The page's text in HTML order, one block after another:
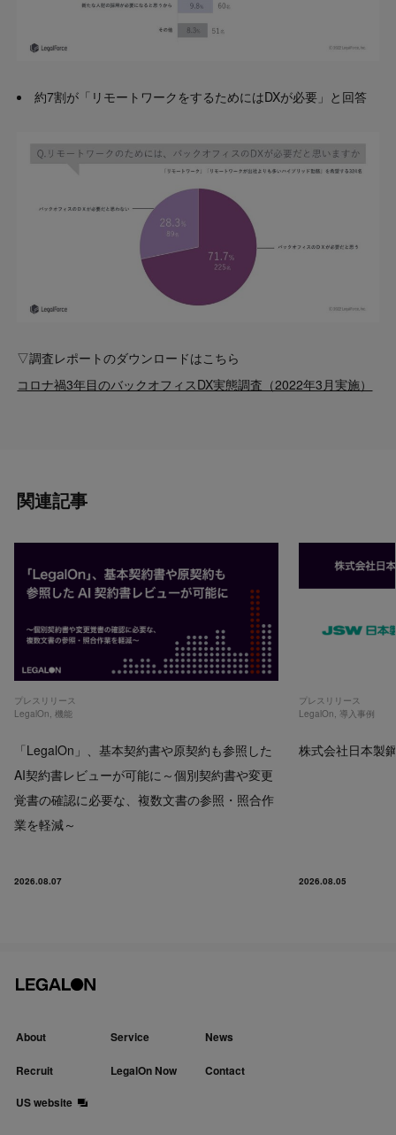
約7割が「リモートワークをするためにはDXが必要」と回答
▽調査レポートのダウンロードはこちら
コロナ禍3年目のバックオフィスDX実態調査（2022年3月実施）
関連記事
プレスリリース
LegalOn,機能
「LegalOn」、基本契約書や原契約も参照した
AI契約書レビューが可能に～個別契約書や変更
覚書の確認に必要な、複数文書の参照・照合作
業を軽減～
2026.08.07
プレスリリース
LegalOn, 導入事例
株式会社日本製
2026.08.05
About Service News
Recruit LegalOn Now
Contact
US website